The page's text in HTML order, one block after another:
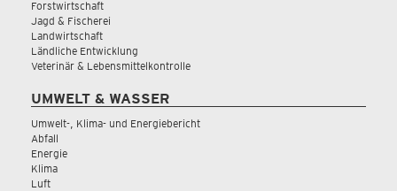
Forstwirtschaft
Jagd & Fischerei
Landwirtschaft
Ländliche Entwicklung
Veterinär & Lebensmittelkontrolle
UMWELT & WASSER
Umwelt-, Klima- und Energiebericht
Abfall
Energie
Klima
Luft